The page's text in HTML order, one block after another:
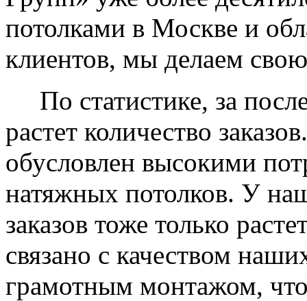
потолками в Москве и
клиентов, мы делаем
По статистике, за
растет количество
обусловлен высокими
натяжных потолков. У
заказов тоже только
связано с качеством
грамотным монтажом,